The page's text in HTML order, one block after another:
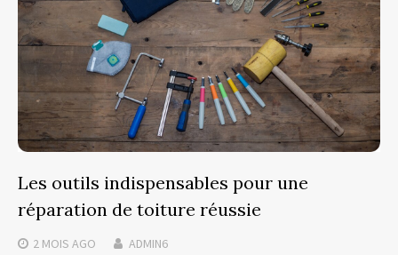
Les outils indispensables pour une
réparation de toiture réussie
2 MOIS AGO ADMIN6